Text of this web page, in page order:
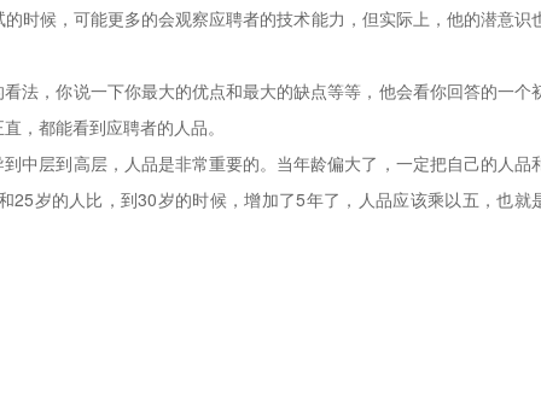
候，可能更多的会观察应聘者的技术能力，但实际上，他的潜意识
，你说一下你最大的优点和最大的缺点等等，他会看你回答的一个
，都能看到应聘者的人品。
层到高层，人品是非常重要的。当年龄偏大了，一定把自己的人品
25岁的人比，到30岁的时候，增加了5年了，人品应该乘以五，也就